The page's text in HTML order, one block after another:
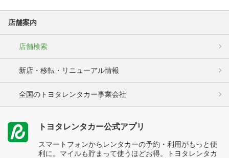
店舗案内
店舗検索
新店・移転・リニューアル情報
全国のトヨタレンタカー事業会社
トヨタレンタカー公式アプリ
スマートフォンからレンタカーの予約・利用がもっと便
利に。マイルも貯まって使うほどお得。トヨタレンタカ